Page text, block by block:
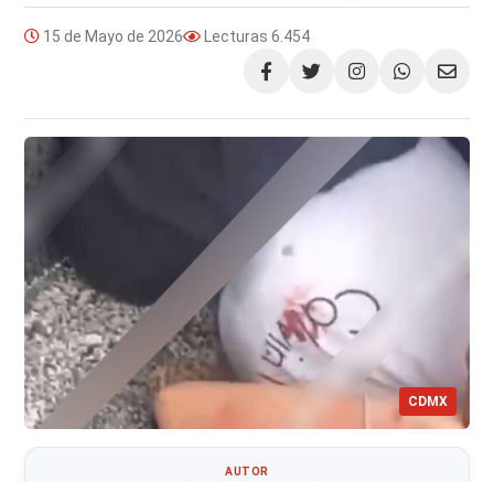
15 de Mayo de 2026 Lecturas 6.454
Compartir
CDMX
AUTOR